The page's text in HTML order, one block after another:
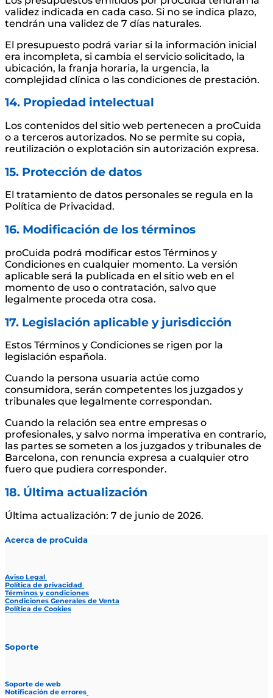
validez indicada en cada caso. Si no se indica plazo,
tendrán una validez de 7 días naturales.
El presupuesto podrá variar si la información inicial
era incompleta, si cambia el servicio solicitado, la
ubicación, la franja horaria, la urgencia, la
complejidad clínica o las condiciones de prestación.
14. Propiedad intelectual
Los contenidos del sitio web pertenecen a proCuida
o a terceros autorizados. No se permite su copia,
reutilización o explotación sin autorización expresa.
15. Protección de datos
El tratamiento de datos personales se regula en la
Política de Privacidad.
16. Modificación de los términos
proCuida podrá modificar estos Términos y
Condiciones en cualquier momento. La versión
aplicable será la publicada en el sitio web en el
momento de uso o contratación, salvo que
legalmente proceda otra cosa.
17. Legislación aplicable y jurisdicción
Estos Términos y Condiciones se rigen por la
legislación española.
Cuando la persona usuaria actúe como
consumidora, serán competentes los juzgados y
tribunales que legalmente correspondan.
Cuando la relación sea entre empresas o
profesionales, y salvo norma imperativa en contrario,
las partes se someten a los juzgados y tribunales de
Barcelona, con renuncia expresa a cualquier otro
fuero que pudiera corresponder.
18. Última actualización
Última actualización: 7 de junio de 2026.
Acerca de proCuida
Aviso Legal
Política de privacidad
Términos y condiciones
Condiciones Generales de Venta
Política de Cookies
Soporte
Soporte de web
Notificación de errores